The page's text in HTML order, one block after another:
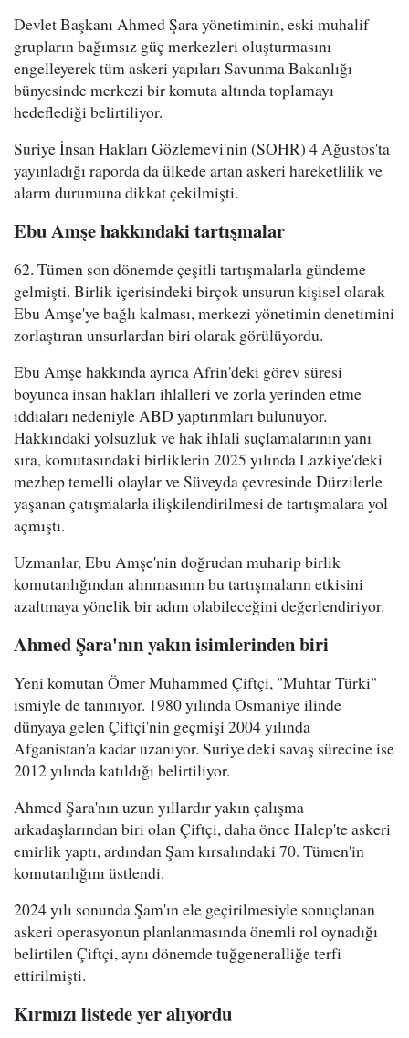
Devlet Başkanı Ahmed Şara yönetiminin, eski muhalif
grupların bağımsız güç merkezleri oluşturmasını
engelleyerek tüm askeri yapıları Savunma Bakanlığı
bünyesinde merkezi bir komuta altında toplamayı
hedeflediği belirtiliyor.
Suriye İnsan Hakları Gözlemevi'nin (SOHR) 4 Ağustos'ta
yayınladığı raporda da ülkede artan askeri hareketlilik ve
alarm durumuna dikkat çekilmişti.
Ebu Amşe hakkındaki tartışmalar
62. Tümen son dönemde çeşitli tartışmalarla gündeme
gelmişti. Birlik içerisindeki birçok unsurun kişisel olarak
Ebu Amşe'ye bağlı kalması, merkezi yönetimin denetimini
zorlaştıran unsurlardan biri olarak görülüyordu.
Ebu Amşe hakkında ayrıca Afrin'deki görev süresi
boyunca insan hakları ihlalleri ve zorla yerinden etme
iddiaları nedeniyle ABD yaptırımları bulunuyor.
Hakkındaki yolsuzluk ve hak ihlali suçlamalarının yanı
sıra, komutasındaki birliklerin 2025 yılında Lazkiye'deki
mezhep temelli olaylar ve Süveyda çevresinde Dürzilerle
yaşanan çatışmalarla ilişkilendirilmesi de tartışmalara yol
açmıştı.
Uzmanlar, Ebu Amşe'nin doğrudan muharip birlik
komutanlığından alınmasının bu tartışmaların etkisini
azaltmaya yönelik bir adım olabileceğini değerlendiriyor.
Ahmed Şara'nın yakın isimlerinden biri
Yeni komutan Ömer Muhammed Çiftçi, "Muhtar Türki"
ismiyle de tanınıyor. 1980 yılında Osmaniye ilinde
dünyaya gelen Çiftçi'nin geçmişi 2004 yılında
Afganistan'a kadar uzanıyor. Suriye'deki savaş sürecine ise
2012 yılında katıldığı belirtiliyor.
Ahmed Şara'nın uzun yıllardır yakın çalışma
arkadaşlarından biri olan Çiftçi, daha önce Halep'te askeri
emirlik yaptı, ardından Şam kırsalındaki 70. Tümen'in
komutanlığını üstlendi.
2024 yılı sonunda Şam'ın ele geçirilmesiyle sonuçlanan
askeri operasyonun planlanmasında önemli rol oynadığı
belirtilen Çiftçi, aynı dönemde tuğgeneralliğe terfi
ettirilmişti.
Kırmızı listede yer alıyordu